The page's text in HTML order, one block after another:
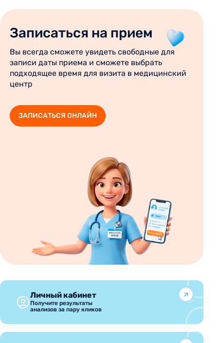
Записаться на прием
Вы всегда сможете увидеть свободные для
записи даты приема и сможете выбрать
подходящее время для визита в медицинский
центр
ЗАПИСАТЬСЯ ОНЛАЙН
Личный кабинет
Получите результаты
анализов за пару кликов